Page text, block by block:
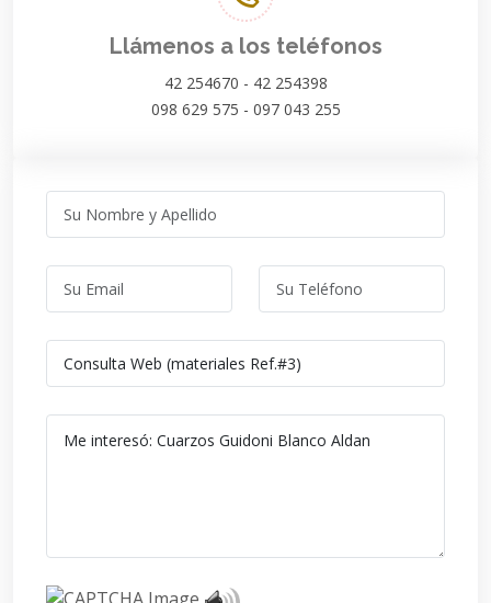
Llámenos a los teléfonos
42 254670 - 42 254398
098 629 575 - 097 043 255